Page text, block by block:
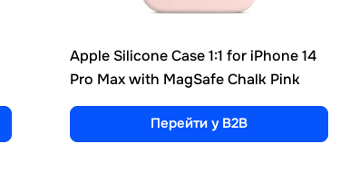
Apple Silicone Case 1:1 for iPhone 14
Pro Max with MagSafe Chalk Pink
Перейти у B2B